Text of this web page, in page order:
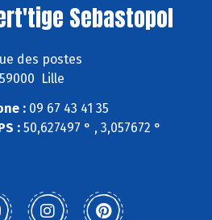
Sebastopol
des postes
59000 Lille
: 09 67 43 41 35
:50,627497 ° , 3,057672 °